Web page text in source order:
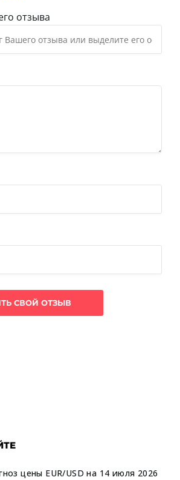
отзыва
цены EUR/USD на 14 июля 2026